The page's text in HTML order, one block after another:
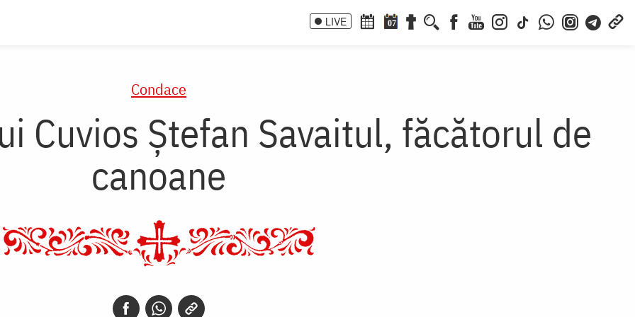
LIVE 07
Condace
Cuvios Ştefan Savaitul, făcătorul de
canoane